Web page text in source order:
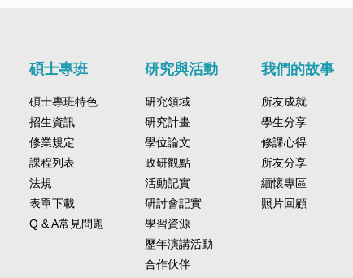
碩士專班
碩士專班特色
招生資訊
修業規定
課程列表
法規
表單下載
Q & A常見問題
研究與活動
研究領域
研究計畫
學位論文
政研觀點
活動記實
研討會記實
學習資源
歷年演講活動
合作伙伴
我們的故事
所友成就
學生分享
修課心得
所友分享
緬懷專區
照片回顧